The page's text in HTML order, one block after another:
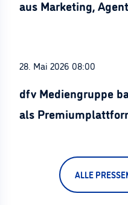
aus Marketing,
28. Mai 2026 08:00
dfv Mediengruppe
als
ALLE